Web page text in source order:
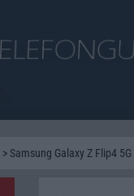
> Samsung Galaxy Z Flip4 5G